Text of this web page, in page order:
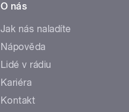
O nás
Jak nás naladíte
Nápověda
Lidé v rádiu
Kariéra
Kontakt